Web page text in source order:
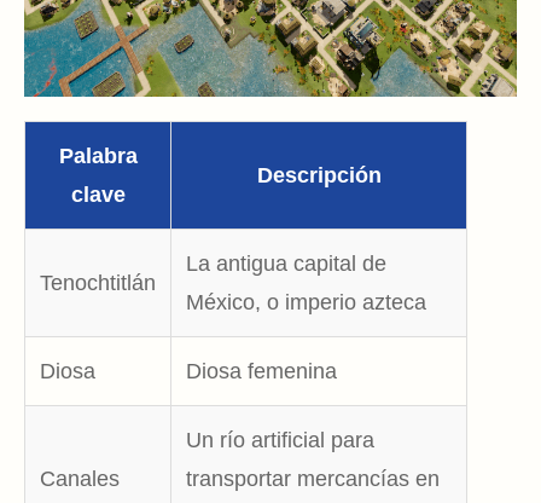
Palabra
clave
Descripción
Tenochtitlán
La antigua capital de
México, o imperio azteca
Diosa Diosa femenina
Canales
Un río artificial para
transportar mercancías en